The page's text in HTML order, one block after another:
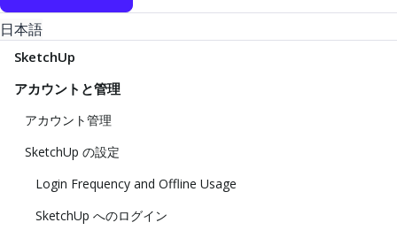
日本語
SketchUp
アカウントと管理
アカウント管理
SketchUp の設定
Login Frequency and Offline Usage
SketchUp へのログイン